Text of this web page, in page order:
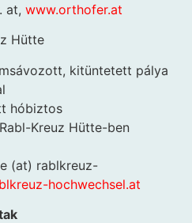
at, www.orthofer.at
Hütte
kitüntetett pálya
hóbiztos
Kreuz Hütte-ben
(at) rablkreuz-
hochwechsel.at